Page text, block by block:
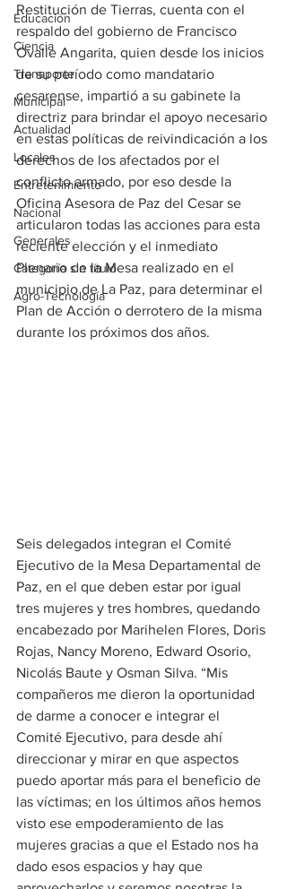
Educación
Ciencia
Transporte
Municipal
Actualidad
Locales
Entretenimiento
Nacional
Generales
Categoría sin título
Agro-Tecnología
Restitución de Tierras, cuenta con el
respaldo del gobierno de Francisco
Ovalle Angarita, quien desde los inicios
de su período como mandatario
cesarense, impartió a su gabinete la
directriz para brindar el apoyo necesario
en estas políticas de reivindicación a los
derechos de los afectados por el
conflicto armado, por eso desde la
Oficina Asesora de Paz del Cesar se
articularon todas las acciones para esta
reciente elección y el inmediato
Plenario de la Mesa realizado en el
municipio de La Paz, para determinar el
Plan de Acción o derrotero de la misma
durante los próximos dos años.
Seis delegados integran el Comité
Ejecutivo de la Mesa Departamental de
Paz, en el que deben estar por igual
tres mujeres y tres hombres, quedando
encabezado por Marihelen Flores, Doris
Rojas, Nancy Moreno, Edward Osorio,
Nicolás Baute y Osman Silva. “Mis
compañeros me dieron la oportunidad
de darme a conocer e integrar el
Comité Ejecutivo, para desde ahí
direccionar y mirar en que aspectos
puedo aportar más para el beneficio de
las víctimas; en los últimos años hemos
visto ese empoderamiento de las
mujeres gracias a que el Estado nos ha
dado esos espacios y hay que